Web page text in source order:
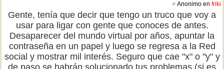
♂ Anonimo en friki
Gente, tenía que decir que tengo un truco que voy a
usar para ligar con gente que conoces de antes.
Desaparecer del mundo virtual por años, apuntar la
contraseña en un papel y luego se regresa a la Red
social y mostrar mil interés. Seguro que cae "x" o "y" y
de paso se habrán solucionado tus problemas (si es